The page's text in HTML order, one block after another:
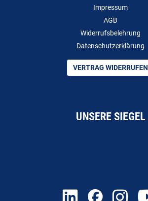
Impressum
AGB
Widerrufsbelehrung
Datenschutzerklärung
VERTRAG WIDERRUFEN
UNSERE SIEGEL